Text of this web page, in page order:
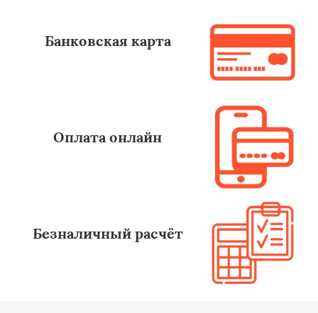
Банковская карта
Оплата онлайн
Безналичный расчёт